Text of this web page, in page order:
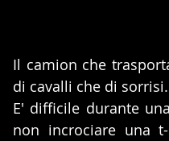
Il camion che
di cavalli che di sorrisi.
E' difficile durante